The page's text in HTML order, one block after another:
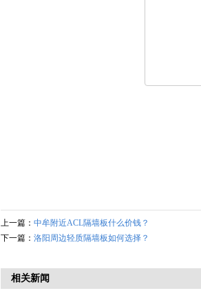
上一篇： 中牟附近ACL隔墙板什么价钱？
下一篇： 洛阳周边轻质隔墙板如何选择？
相关新闻